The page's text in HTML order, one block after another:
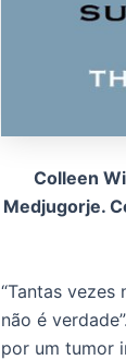
Colleen
Medjugorje.
“Tantas vezes
não é
por um tumor